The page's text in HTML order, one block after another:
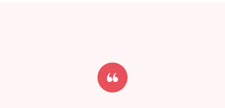
Start by trying our service for 30 days free trial no credit card
required.